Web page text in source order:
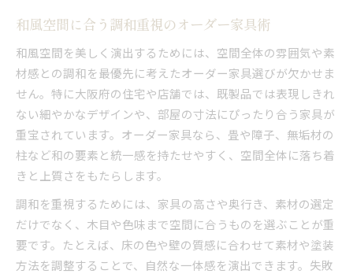
和風空間に合う調和重視のオーダー家具術
和風空間を美しく演出するためには、空間全体の雰囲気や素
材感との調和を最優先に考えたオーダー家具選びが欠かせま
せん。特に大阪府の住宅や店舗では、既製品では表現しきれ
ない細やかなデザインや、部屋の寸法にぴったり合う家具が
重宝されています。オーダー家具なら、畳や障子、無垢材の
柱など和の要素と統一感を持たせやすく、空間全体に落ち着
きと上質さをもたらします。
調和を重視するためには、家具の高さや奥行き、素材の選定
だけでなく、木目や色味まで空間に合うものを選ぶことが重
要です。たとえば、床の色や壁の質感に合わせて素材や塗装
方法を調整することで、自然な一体感を演出できます。失敗